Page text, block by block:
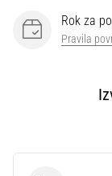
Rok za
Pravila